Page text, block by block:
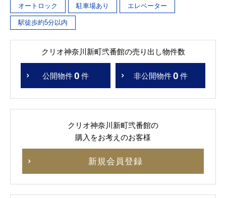
オートロック 駐車場あり エレベーター
駅徒歩約5分以内
クリオ神奈川新町弐番館の売り出し物件数
公開物件0 件 非公開物件 0 件
クリオ神奈川新町弐番館の
購入をお考えのお客様
新規会員登録